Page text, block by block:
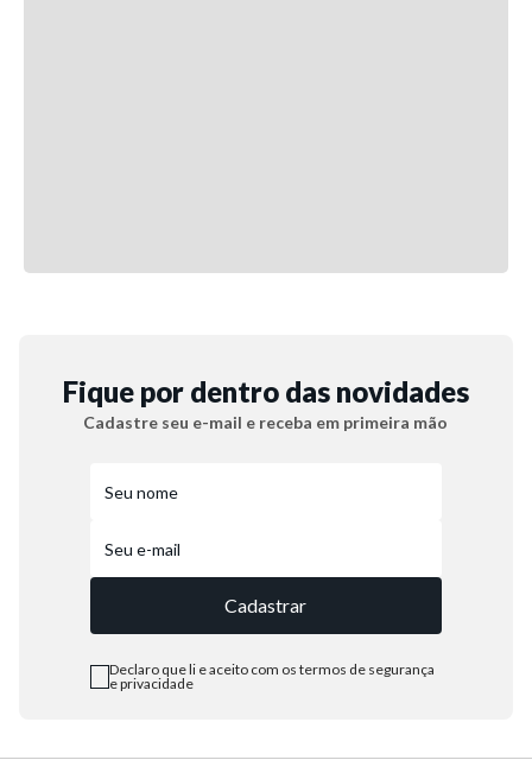
Fique por dentro das novidades
Cadastre seu e-mail e receba em primeira mão
Cadastrar
Declaro que li e aceito com os termos de segurança
e privacidade